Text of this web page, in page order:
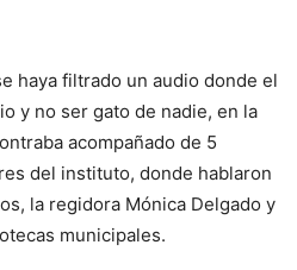
haya filtrado un audio donde el
y no ser gato de nadie, en la
acompañado de 5
del instituto, donde hablaron
la regidora Mónica Delgado y
municipales.